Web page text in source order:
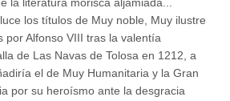
los títulos de Muy noble, Muy ilustre
por Alfonso VIII tras la valentía
de Las Navas de Tolosa en 1212, a
el de Muy Humanitaria y la Gran
por su heroísmo ante la desgracia